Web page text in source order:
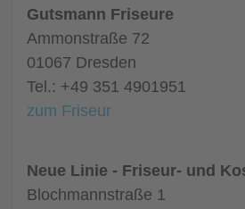
Gutsmann Friseure
Ammonstraße 72
01067 Dresden
Tel.: +49 351 4901951
zum Friseur
Neue Linie - Friseur- und
Blochmannstraße 1